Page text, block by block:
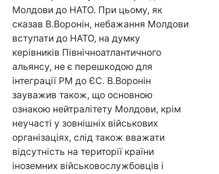
Молдови до НАТО. При цьому, як
сказав В.Воронін, небажання Молдови
вступати до НАТО, на думку
керівників Північноатлантичного
альянсу, не є перешкодою для
інтеграції РМ до ЄС. В.Воронін
зауважив також, що основною
ознакою нейтралітету Молдови, крім
неучасті у зовнішніх військових
організаціях, слід також вважати
відсутність на території країни
іноземних військовослужбовців і